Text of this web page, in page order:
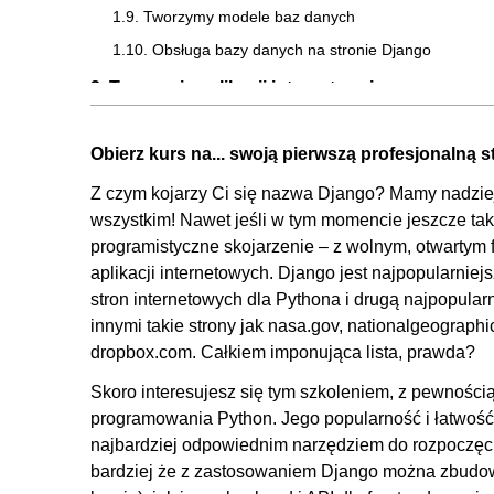
1.9. Tworzymy modele baz danych
1.10. Obsługa bazy danych na stronie Django
2. Tworzenie aplikacji internetowej
2.2. Tworzymy strukturę nowego projektu
2.3. Dziedziczenie w języku Jinja
2.4. Wprowadzenie obsługi Bootstrapu
2.5. Obsługa plików statycznych
2.6. Zbieranie plików statycznych
2.7. Tworzymy aplikację do obsługi autoryzacji
2.8. Budujemy stronę rejestracji
2.9. Instrukcja warunkowa w języku Jinja
2.10. Budujemy stronę logowania
2.11. Tworzymy formę wylogowania
2.12. Budujemy model produktu i obsługujemy go na
Obierz kurs na... swoją pierwszą profesjonalną
Z czym kojarzy Ci się nazwa Django? Mamy
wszystkim! Nawet jeśli w tym momencie jeszcze
programistyczne skojarzenie – z wolnym,
aplikacji internetowych. Django jest
stron internetowych dla Pythona i drugą
innymi takie strony jak nasa.gov,
dropbox.com. Całkiem imponująca lista, prawda?
Skoro interesujesz się tym szkoleniem, z
programowania Python. Jego popularność i
najbardziej odpowiednim narzędziem do
bardziej że z zastosowaniem Django można